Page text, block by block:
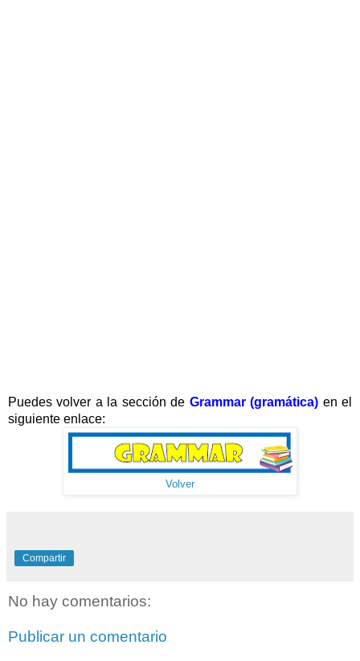
Puedes volver a la sección de Grammar (gramática) en el
siguiente enlace:
Volver
Compartir
No hay comentarios:
Publicar un comentario